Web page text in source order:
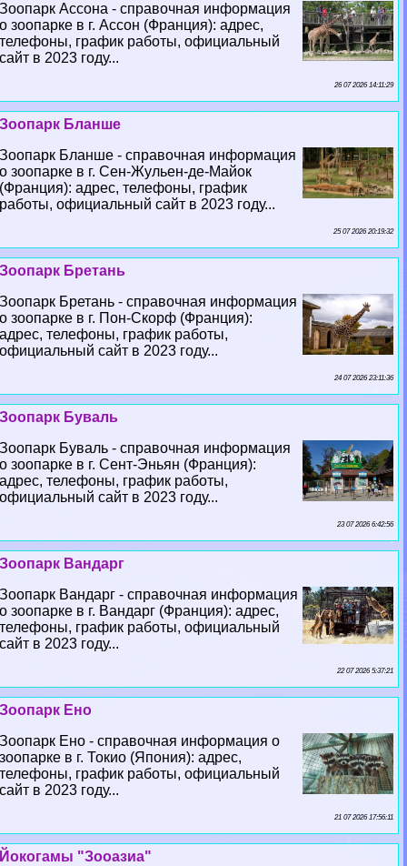
Зоопарк Ассона - справочная информация
о зоопарке в г. Ассон (Франция): адрес,
телефоны, график работы, официальный
сайт в 2023 году...
26 07 2026 14:11:29
Зоопарк Бланше
Зоопарк Бланше - справочная информация
о зоопарке в г. Сен-Жульен-де-Майок
(Франция): адрес, телефоны, график
работы, официальный сайт в 2023 году...
25 07 2026 20:19:32
Зоопарк Бретань
Зоопарк Бретань - справочная информация
о зоопарке в г. Пон-Скорф (Франция):
адрес, телефоны, график работы,
официальный сайт в 2023 году...
24 07 2026 23:11:36
Зоопарк Буваль
Зоопарк Буваль - справочная информация
о зоопарке в г. Сент-Эньян (Франция):
адрес, телефоны, график работы,
официальный сайт в 2023 году...
23 07 2026 6:42:56
Зоопарк Вандарг
Зоопарк Вандарг - справочная информация
о зоопарке в г. Вандарг (Франция): адрес,
телефоны, график работы, официальный
сайт в 2023 году...
22 07 2026 5:37:21
Зоопарк Ено
Зоопарк Ено - справочная информация о
зоопарке в г. Токио (Япония): адрес,
телефоны, график работы, официальный
сайт в 2023 году...
21 07 2026 17:56:11
Йокогамы "Зооазиа"